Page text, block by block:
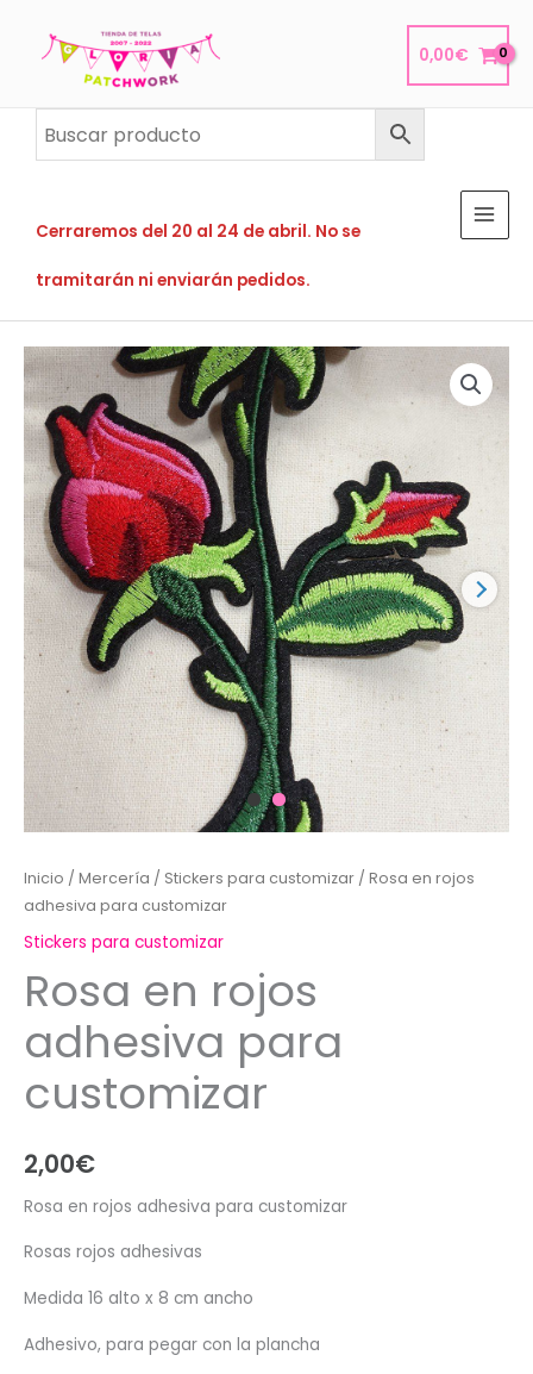
0,00€
Cerraremos del 20 al 24 de abril. No se
tramitarán ni enviarán pedidos.
Inicio / Mercería / Stickers para customizar / Rosa en rojos
adhesiva para customizar
Stickers para customizar
Rosa en rojos
adhesiva para
customizar
2,00€
Rosa en rojos adhesiva para customizar
Rosas rojos adhesivas
Medida 16 alto x 8 cm ancho
Adhesivo, para pegar con la plancha